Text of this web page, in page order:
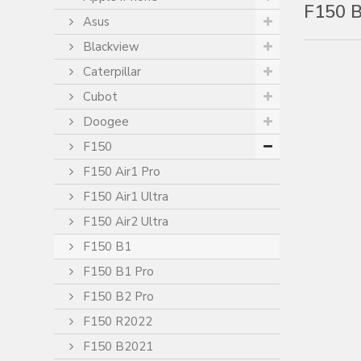
Asus
Blackview
Caterpillar
Cubot
Doogee
F150
F150 Air1 Pro
F150 Air1 Ultra
F150 Air2 Ultra
F150 B1
F150 B1 Pro
F150 B2 Pro
F150 R2022
F150 B2021
F150